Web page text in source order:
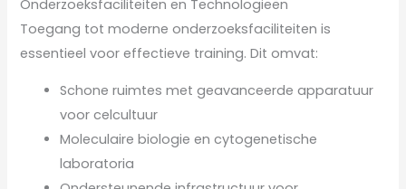
Onderzoeksfaciliteiten en Technologieën
Toegang tot moderne onderzoeksfaciliteiten is
essentieel voor effectieve training. Dit omvat:
Schone ruimtes met geavanceerde apparatuur
voor celcultuur
Moleculaire biologie en cytogenetische
laboratoria